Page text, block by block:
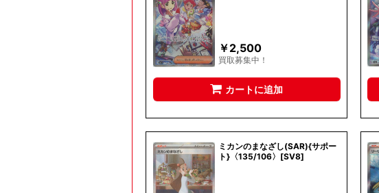
￥2,500
買取募集中！
カートに追加
ミカンのまなざし(SAR){サポー
ト}〈135/106〉[SV8]